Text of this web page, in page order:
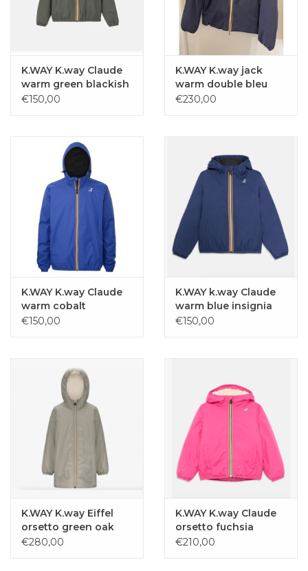
K.WAY K.way Claude
warm green blackish
€150,00
K.WAY K.way jack
warm double bleu
dept
€230,00
K.WAY K.way Claude
warm cobalt
€150,00
K.WAY k.way Claude
warm blue insignia
€150,00
K.WAY K.way Eiffel
orsetto green oak
€280,00
K.WAY K.way Claude
orsetto fuchsia
magenta
€210,00